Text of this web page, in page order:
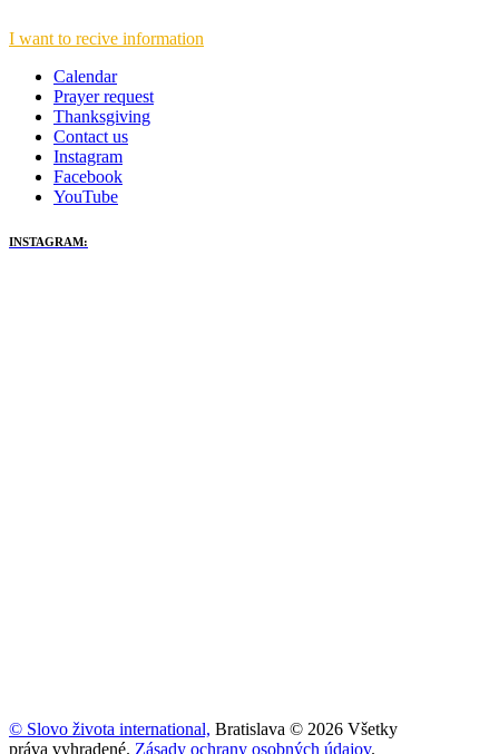
I want to recive information
Calendar
Prayer request
Thanksgiving
Contact us
Instagram
Facebook
YouTube
INSTAGRAM:
© Slovo života international, Bratislava © 2026 Všetky
práva vyhradené. Zásady ochrany osobných údajov.